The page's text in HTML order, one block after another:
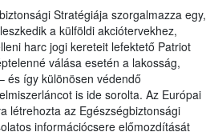
Stratégiája szorgalmazza egy,
a külföldi akciótervekhez,
harc jogi kereteit lefektető Patriot
válása esetén a lakosság,
és így különösen védendő
is ide sorolta. Az Európai
létrehozta az Egészségbiztonsági
információcsere előmozdítását